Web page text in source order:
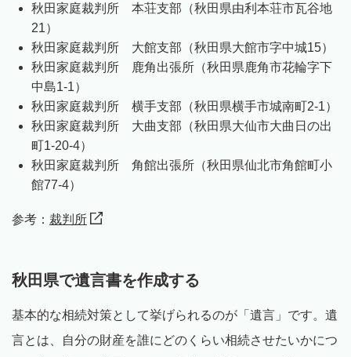
秋田家庭裁判所 本荘支部（秋田県由利本荘市瓦谷地
21）
秋田家庭裁判所 大館支部（秋田県大館市字中城15）
秋田家庭裁判所 鹿角出張所（秋田県鹿角市花輪字下
中島1-1）
秋田家庭裁判所 横手支部（秋田県横手市城南町2-1）
秋田家庭裁判所 大曲支部（秋田県大仙市大曲日の出
町1-20-4）
秋田家庭裁判所 角館出張所（秋田県仙北市角館町小
館77-4）
参考： 裁判所
秋田県で遺言書を作成する
基本的な相続対策として挙げられるのが「遺言」です。遺
言とは、自分の財産を誰にどのくらい相続させたいかにつ